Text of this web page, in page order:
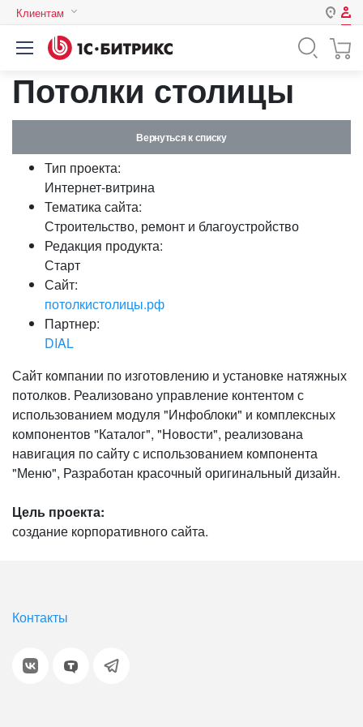
Клиентам
Казахстан
Беларусь
Авторизация
Логин
Пароль
Запомнить меня на этом
Потолки столицы
Вернуться к списку
Тип проекта:
Интернет-витрина
Тематика сайта:
Строительство, ремонт и благоустройство
Редакция продукта:
Старт
Сайт:
потолкистолицы.рф
Партнер:
DIAL
Сайт компании по изготовлению и установке натяжных
потолков. Реализовано управление контентом с
использованием модуля "Инфоблоки" и комплексных
компонентов "Каталог", "Новости", реализована
навигация по сайту с использованием компонента
"Меню", Разработан красочный оригинальный дизайн.
Цель проекта:
создание корпоративного сайта.
Контакты